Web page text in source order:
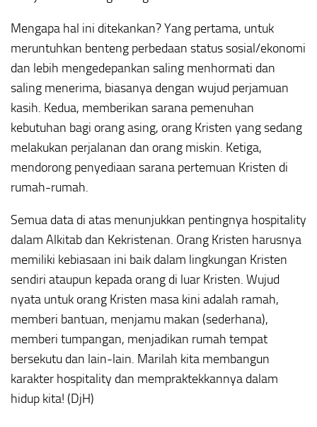
Mengapa hal ini ditekankan? Yang pertama, untuk
meruntuhkan benteng perbedaan status sosial/ekonomi
dan lebih mengedepankan saling menhormati dan
saling menerima, biasanya dengan wujud perjamuan
kasih. Kedua, memberikan sarana pemenuhan
kebutuhan bagi orang asing, orang Kristen yang sedang
melakukan perjalanan dan orang miskin. Ketiga,
mendorong penyediaan sarana pertemuan Kristen di
rumah-rumah.
Semua data di atas menunjukkan pentingnya hospitality
dalam Alkitab dan Kekristenan. Orang Kristen harusnya
memiliki kebiasaan ini baik dalam lingkungan Kristen
sendiri ataupun kepada orang di luar Kristen. Wujud
nyata untuk orang Kristen masa kini adalah ramah,
memberi bantuan, menjamu makan (sederhana),
memberi tumpangan, menjadikan rumah tempat
bersekutu dan lain-lain. Marilah kita membangun
karakter hospitality dan mempraktekkannya dalam
hidup kita! (DjH)